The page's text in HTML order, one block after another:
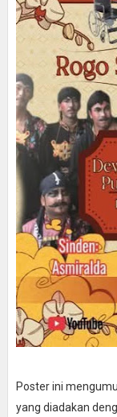
Poster ini
yang diadakan